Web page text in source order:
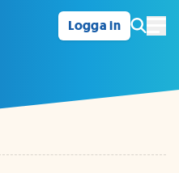
Logga in